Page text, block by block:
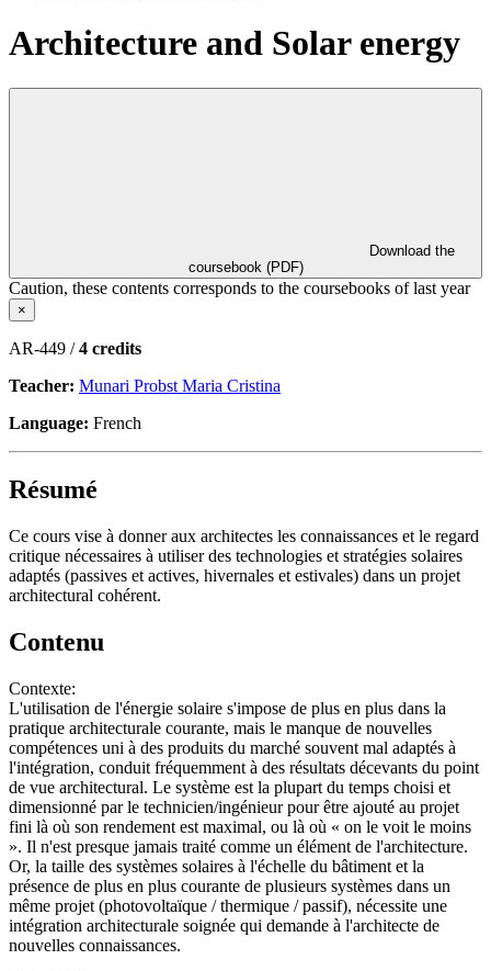
Architecture and Solar energy
coursebook (PDF)
Caution, these contents corresponds to the coursebooks of last year
×
AR-449 /4 credits
Teacher: Munari Probst Maria Cristina
Language: French
Résumé
Ce cours vise à donner aux architectes les connaissances et le regard
critique nécessaires à utiliser des technologies et stratégies solaires
adaptés (passives et actives, hivernales et estivales) dans un projet
architectural cohérent.
Contenu
Contexte:
L'utilisation de l'énergie solaire s'impose de plus en plus dans la
pratique architecturale courante, mais le manque de nouvelles
compétences uni à des produits du marché souvent mal adaptés à
l'intégration, conduit fréquemment à des résultats décevants du point
de vue architectural. Le système est la plupart du temps choisi et
dimensionné par le technicien/ingénieur pour être ajouté au projet
fini là où son rendement est maximal, ou là où « on le voit le moins
». Il n'est presque jamais traité comme un élément de l'architecture.
Or, la taille des systèmes solaires à l'échelle du bâtiment et la
présence de plus en plus courante de plusieurs systèmes dans un
même projet (photovoltaïque / thermique / passif), nécessite une
intégration architecturale soignée qui demande à l'architecte de
nouvelles connaissances.